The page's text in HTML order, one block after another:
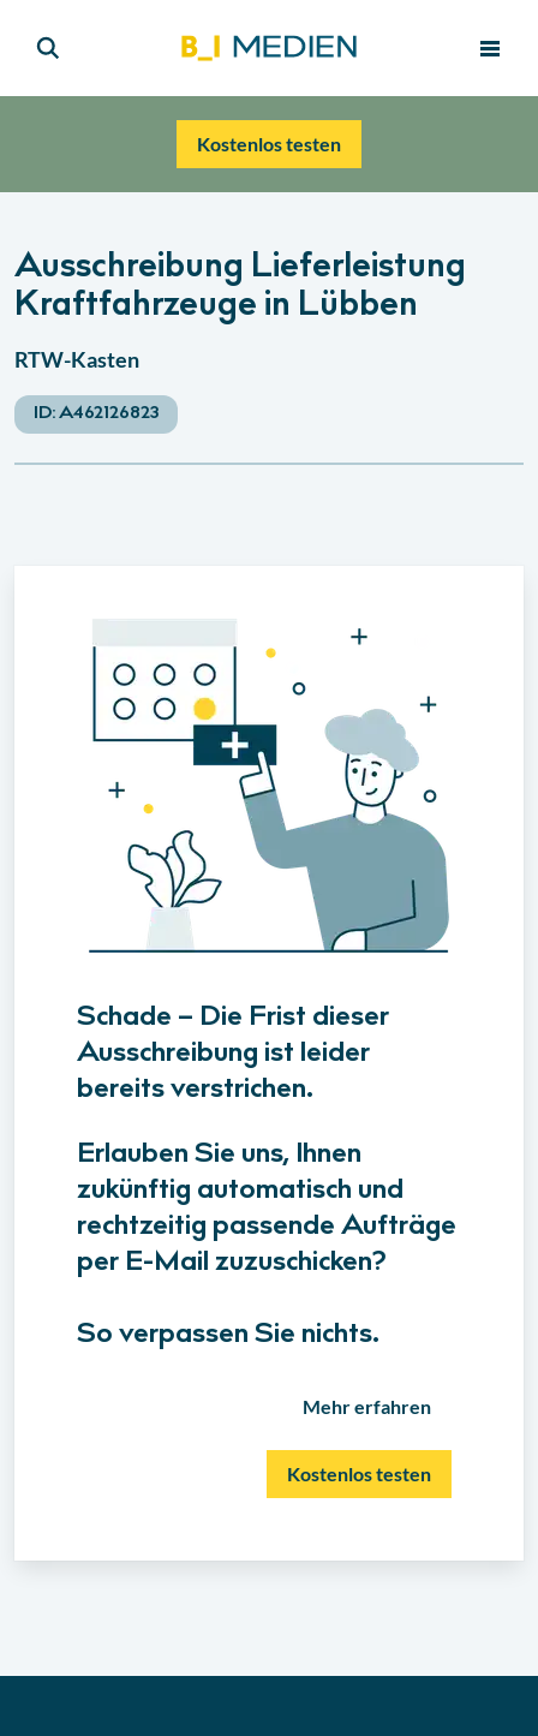
Kostenlos testen
Ausschreibung Lieferleistung
Kraftfahrzeuge in Lübben
RTW-Kasten
ID:A462126823
Schade – Die Frist dieser
Ausschreibung ist leider
bereits verstrichen.
Erlauben Sie uns, Ihnen
zukünftig automatisch und
rechtzeitig passende Aufträge
per E-Mail zuzuschicken?
So verpassen Sie nichts.
Mehr erfahren
Kostenlos testen